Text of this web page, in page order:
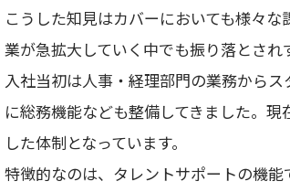
こうした知見はカバーにおいても様々
業が急拡大していく中でも振り落とされ
入社当初は人事・経理部門の業務から
に総務機能なども整備してきました。
した体制となっています。
特徴的なのは、タレントサポートの機能